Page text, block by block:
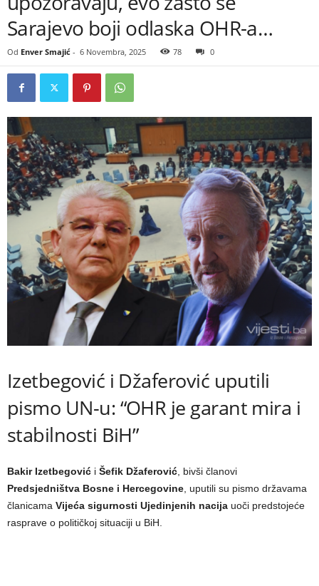
Sarajevo boji odlaska OHR-a…
Od Enver Smajić - 6 Novembra, 2025 78 0
Izetbegović i Džaferović uputili
pismo UN-u: “OHR je garant mira i
stabilnosti BiH”
Bakir Izetbegović i Šefik Džaferović , bivši članovi
Predsjedništva Bosne i Hercegovine , uputili su pismo državama
članicama Vijeća sigurnosti Ujedinjenih nacija uoči predstojeće
rasprave o političkoj situaciji u BiH.